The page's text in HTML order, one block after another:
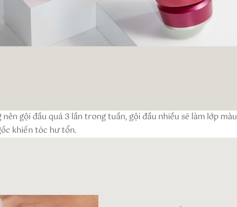
gội đầu quá 3 lần trong tuần, gội đầu nhiều sẽ làm lớp màu
khiến tóc hư tổn.